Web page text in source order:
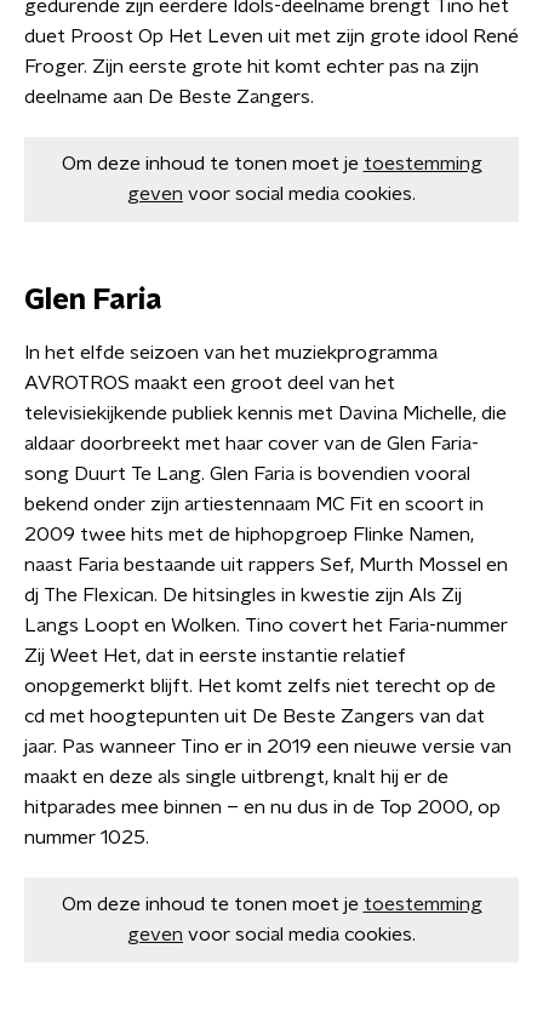
gedurende zijn eerdere Idols-deelname brengt Tino het
duet Proost Op Het Leven uit met zijn grote idool René
Froger. Zijn eerste grote hit komt echter pas na zijn
deelname aan De Beste Zangers.
Om deze inhoud te tonen moet je toestemming
geven voor social media cookies.
Glen Faria
In het elfde seizoen van het muziekprogramma
AVROTROS maakt een groot deel van het
televisiekijkende publiek kennis met Davina Michelle, die
aldaar doorbreekt met haar cover van de Glen Faria-
song Duurt Te Lang. Glen Faria is bovendien vooral
bekend onder zijn artiestennaam MC Fit en scoort in
2009 twee hits met de hiphopgroep Flinke Namen,
naast Faria bestaande uit rappers Sef, Murth Mossel en
dj The Flexican. De hitsingles in kwestie zijn Als Zij
Langs Loopt en Wolken. Tino covert het Faria-nummer
Zij Weet Het, dat in eerste instantie relatief
onopgemerkt blijft. Het komt zelfs niet terecht op de
cd met hoogtepunten uit De Beste Zangers van dat
jaar. Pas wanneer Tino er in 2019 een nieuwe versie van
maakt en deze als single uitbrengt, knalt hij er de
hitparades mee binnen – en nu dus in de Top 2000, op
nummer 1025.
Om deze inhoud te tonen moet je toestemming
geven voor social media cookies.